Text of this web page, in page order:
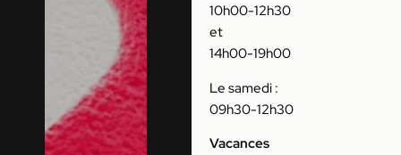
10h00-12h30
et
14h00-19h00
Le samedi :
09h30-12h30
Vacances